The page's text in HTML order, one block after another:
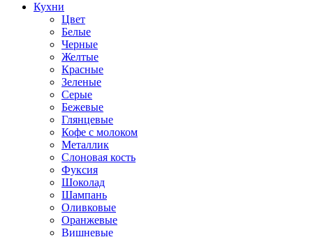
Кухни
Цвет
Белые
Черные
Желтые
Красные
Зеленые
Серые
Бежевые
Глянцевые
Кофе с молоком
Металлик
Слоновая кость
Фуксия
Шоколад
Шампань
Оливковые
Оранжевые
Вишневые